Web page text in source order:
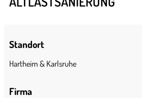
Standort
Hartheim & Karlsruhe
Firma